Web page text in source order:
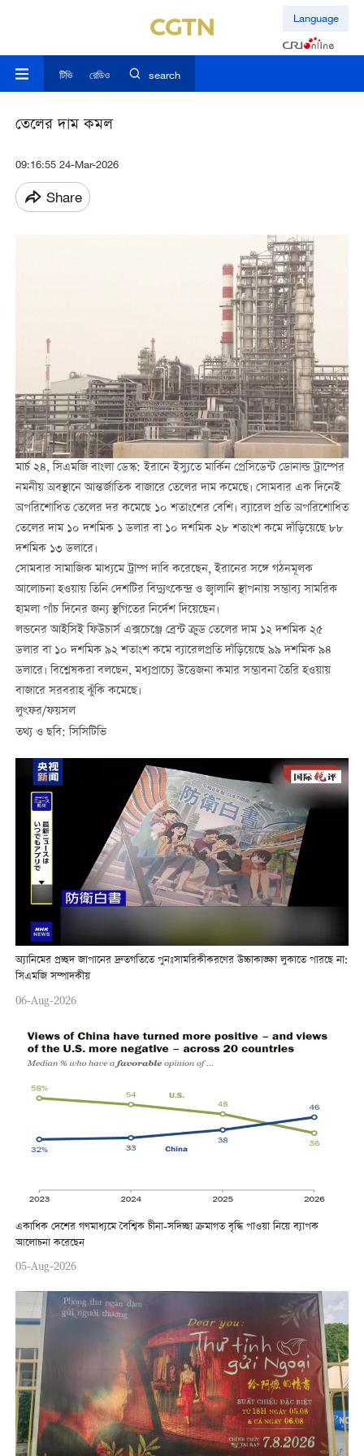
Language
টিভি রেডিও search
তেলের দাম কমল
09:16:55 24-Mar-2026
Share
মার্চ ২৪, সিএমজি বাংলা ডেস্ক: ইরানে ইস্যুতে মার্কিন প্রেসিডেন্ট ডোনাল্ড ট্রাম্পের
নমনীয় অবস্থানে আন্তর্জাতিক বাজারে তেলের দাম কমেছে। সোমবার এক দিনেই
অপরিশোধিত তেলের দর কমেছে ১০ শতাংশের বেশি। ব্যারেল প্রতি অপরিশোধিত
তেলের দাম ১০ দশমিক ১ ডলার বা ১০ দশমিক ২৮ শতাংশ কমে দাঁড়িয়েছে ৮৮
দশমিক ১৩ ডলারে।
সোমবার সামাজিক মাধ্যমে ট্রাম্প দাবি করেছেন, ইরানের সঙ্গে গঠনমূলক
আলোচনা হওয়ায় তিনি দেশটির বিদ্যুৎকেন্দ্র ও জ্বালানি স্থাপনায় সম্ভাব্য সামরিক
হামলা পাঁচ দিনের জন্য স্থগিতের নির্দেশ দিয়েছেন।
লন্ডনের আইসিই ফিউচার্স এক্সচেঞ্জে ব্রেন্ট ক্রুড তেলের দাম ১২ দশমিক ২৫
ডলার বা ১০ দশমিক ৯২ শতাংশ কমে ব্যারেলপ্রতি দাঁড়িয়েছে ৯৯ দশমিক ৯৪
ডলারে। বিশ্লেষকরা বলছেন, মধ্যপ্রাচ্যে উত্তেজনা কমার সম্ভাবনা তৈরি হওয়ায়
বাজারে সরবরাহ ঝুঁকি কমেছে।
লুৎফর/ফয়সল
তথ্য ও ছবি: সিসিটিভি
অ্যানিমের প্রচ্ছদ জাপানের দ্রুতগতিতে পুনঃসামরিকীকরণের উচ্চাকাঙ্ক্ষা লুকাতে পারছে না:
সিএমজি সম্পাদকীয়
06-Aug-2026
একাধিক দেশের গণমাধ্যমে বৈশ্বিক চীনা-সদিচ্ছা ক্রমাগত বৃদ্ধি পাওয়া নিয়ে ব্যাপক
আলোচনা করেছেন
05-Aug-2026